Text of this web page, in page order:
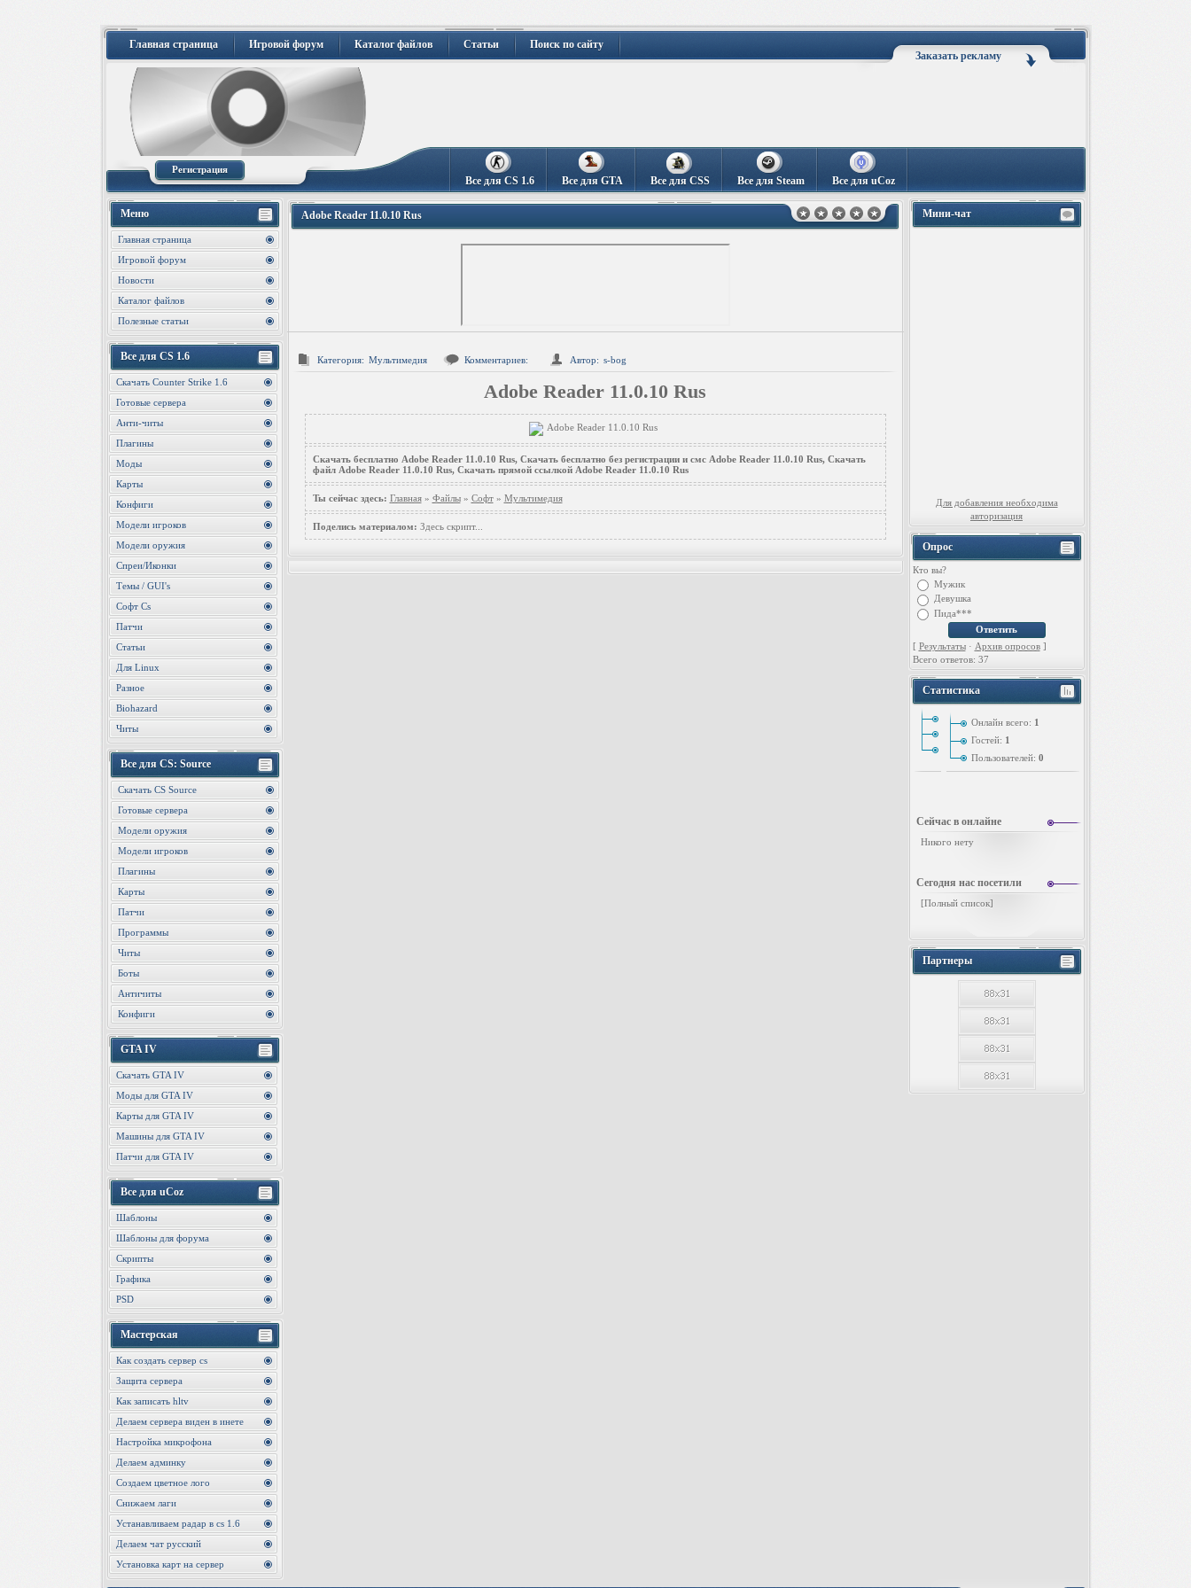
Главная страница Игровой форум Каталог файлов Статьи
Поиск по сайту
Заказать рекламу
Регистрация
Все для CS 1.6 Все для GTA Все для CSS Все для Steam Все для uCoz
Adobe Reader 11.0.10 Rus
Категория: Мультимедия Комментариев: Автор: s-bog
Adobe Reader 11.0.10 Rus
Скачать бесплатно Adobe Reader 11.0.10 Rus, Скачать бесплатно без регистрации и смс Adobe Reader 11.0.10 Rus, Скачать
файл Adobe Reader 11.0.10 Rus, Скачать прямой ссылкой Adobe Reader 11.0.10 Rus
Ты сейчас здесь: Главная» Файлы» Софт» Мультимедия
Поделись материалом: Здесь скрипт...
Мини-чат
Для добавления необходима
авторизация
Опрос
Кто вы?
Мужик
Девушка
Пида***
[ Результаты· Архив опросов]
Всего ответов: 37
Статистика
Онлайн всего: 1
Гостей: 1
Пользователей: 0
Сейчас в онлайне
Никого нету
Сегодня нас посетили
[Полный список]
Партнеры
Меню
Главная страница
Игровой форум
Новости
Каталог файлов
Полезные статьи
Все для CS 1.6
Скачать Counter Strike 1.6
Готовые сервера
Анти-читы
Плагины
Моды
Карты
Конфиги
Модели игроков
Модели оружия
Спреи/Иконки
Темы / GUI's
Софт Cs
Патчи
Статьи
Для Linux
Разное
Biohazard
Читы
Все для CS: Source
Скачать CS Source
Готовые сервера
Модели оружия
Модели игроков
Плагины
Карты
Патчи
Программы
Читы
Боты
Античиты
Конфиги
GTA IV
Скачать GTA IV
Моды для GTA IV
Карты для GTA IV
Машины для GTA IV
Патчи для GTA IV
Все для uCoz
Шаблоны
Шаблоны для форума
Скрипты
Графика
PSD
Мастерская
Как создать сервер cs
Защита сервера
Как записать hltv
Делаем сервера виден в инете
Настройка микрофона
Делаем админку
Создаем цветное лого
Снижаем лаги
Устанавливаем радар в cs 1.6
Делаем чат русский
Установка карт на сервер